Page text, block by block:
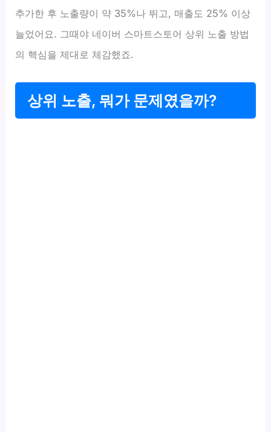
추가한 후 노출량이 약 35%나 뛰고, 매출도 25% 이상
늘었어요. 그때야 네이버 스마트스토어 상위 노출 방법
의 핵심을 제대로 체감했죠.
상위 노출, 뭐가 문제였을까?